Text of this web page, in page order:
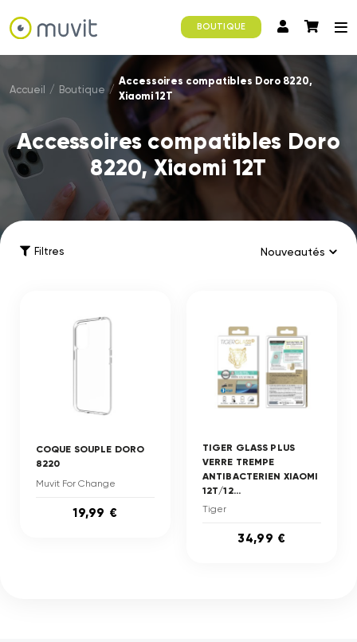
BOUTIQUE
Accueil / Boutique /
Accessoires compatibles Doro 8220,
Xiaomi 12T
Accessoires compatibles Doro
8220, Xiaomi 12T
Filtres
COQUE SOUPLE DORO
8220
Muvit For Change
19,99 €
TIGER GLASS PLUS
VERRE TREMPE
ANTIBACTERIEN XIAOMI
12T/12...
Tiger
34,99 €